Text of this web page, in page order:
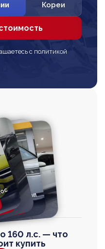
Кореи
с политикой
Wagon
000
2 670 000
160 л.с. — что
купить